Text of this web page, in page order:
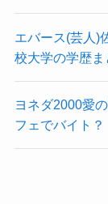
エバース(芸人)
校大学の学歴ま
ヨネダ2000愛
フェでバイト？